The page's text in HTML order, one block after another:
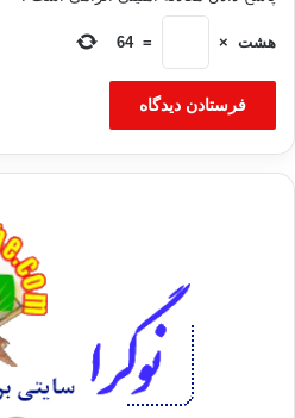
هشت ×
=
64